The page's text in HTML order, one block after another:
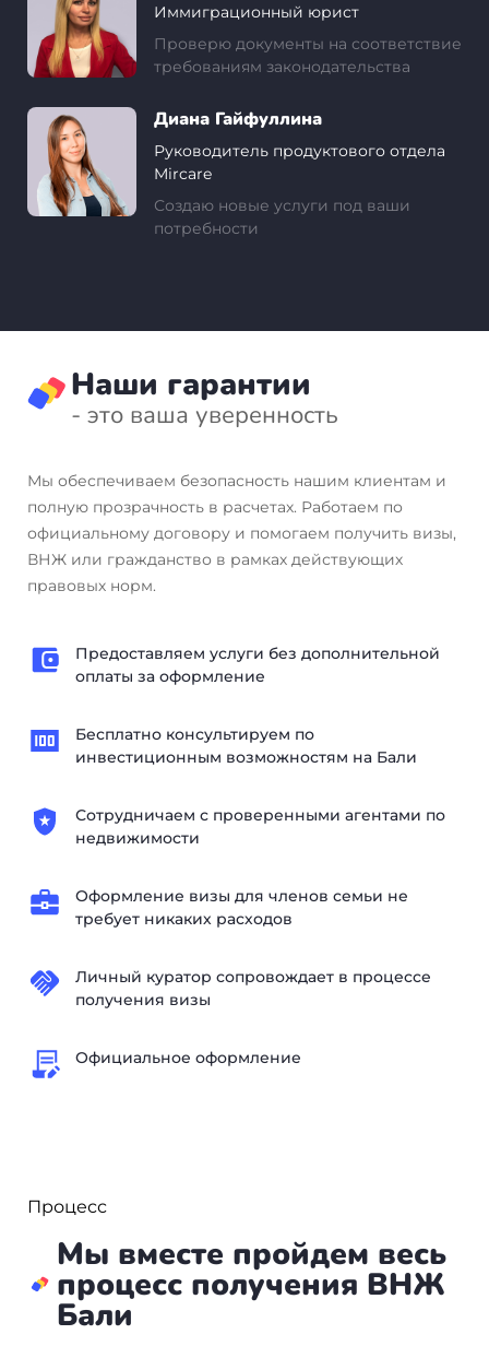
Иммиграционный юрист
Проверю документы на соответствие
требованиям законодательства
Диана Гайфуллина
Руководитель продуктового отдела
Mircare
Создаю новые услуги под ваши
потребности
Наши гарантии
- это ваша уверенность
Мы обеспечиваем безопасность нашим клиентам и
полную прозрачность в расчетах. Работаем по
официальному договору и помогаем получить визы,
ВНЖ или гражданство в рамках действующих
правовых норм.
Предоставляем услуги без дополнительной
оплаты за оформление
Бесплатно консультируем по
инвестиционным возможностям на Бали
Сотрудничаем с проверенными агентами по
недвижимости
Оформление визы для членов семьи не
требует никаких расходов
Личный куратор сопровождает в процессе
получения визы
Официальное оформление
Процесс
Мы вместе пройдем весь
процесс получения ВНЖ
Бали